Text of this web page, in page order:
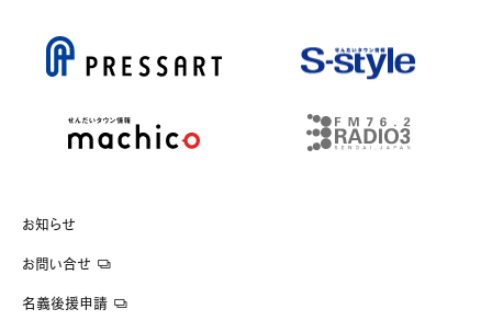
お知らせ
お問い合せ
名義後援申請